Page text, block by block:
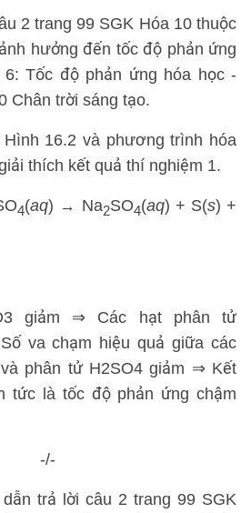
2 trang 99 SGK Hóa 10 thuộc
hưởng đến tốc độ phản ứng
Tốc độ phản ứng hóa học -
Chân trời sáng tạo.
Hình 16.2 và phương trình hóa
thích kết quả thí nghiệm 1.
4(aq) → Na2SO4(aq) + S(s) +
giảm ⇒ Các hạt phân tử
va chạm hiệu quả giữa các
phân tử H2SO4 giảm ⇒ Kết
tức là tốc độ phản ứng chậm
-/-
trả lời câu 2 trang 99 SGK